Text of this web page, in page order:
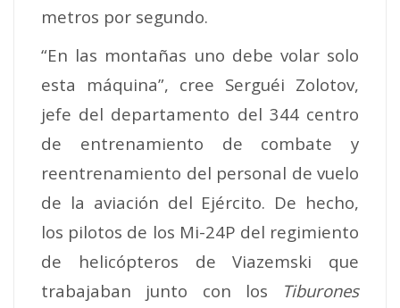
metros por segundo.
“En las montañas uno debe volar solo
esta máquina”, cree Serguéi Zolotov,
jefe del departamento del 344 centro
de entrenamiento de combate y
reentrenamiento del personal de vuelo
de la aviación del Ejército. De hecho,
los pilotos de los Mi-24P del regimiento
de helicópteros de Viazemski que
trabajaban junto con los
Tiburones